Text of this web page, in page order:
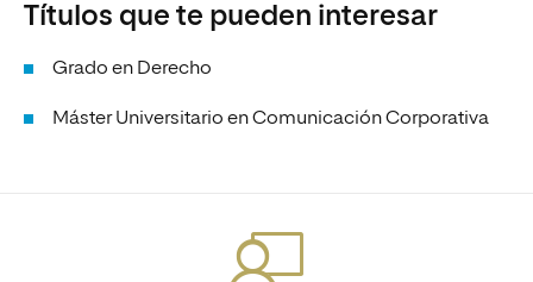
Títulos que te pueden interesar
Grado en Derecho
Máster Universitario en Comunicación Corporativa